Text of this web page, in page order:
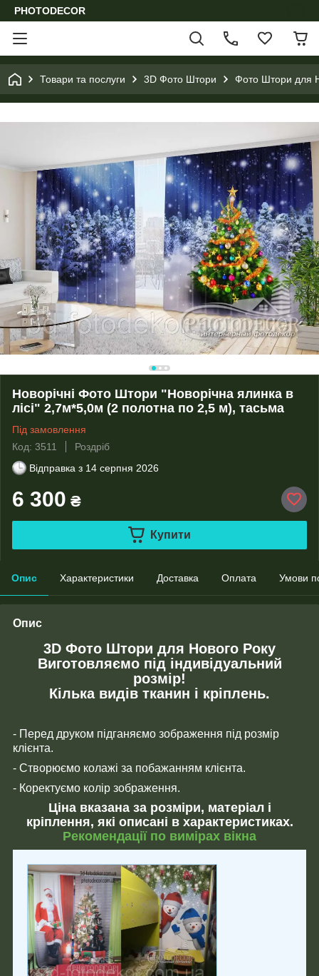
PHOTODECOR
Товари та послуги 3D Фото Штори Фото Штори для
Новорічні Фото Штори "Новорічна ялинка в
лісі" 2,7м*5,0м (2 полотна по 2,5 м), тасьма
Під замовлення
Код: 3511
Роздріб
Відправка з 14 серпня 2026
6 300 ₴
Купити
Опис Характеристики Доставка Оплата Умови
Опис
3D Фото Штори для Нового Року
Виготовляємо під індивідуальний
розмір!
Кілька видів тканин і кріплень.
- Перед друком підганяємо зображення під розмір
клієнта.
- Створюємо колажі за побажанням клієнта.
- Коректуємо колір зображення.
Ціна вказана за розміри, матеріал і
кріплення, які описані в характеристиках.
Рекомендації по вимірах вікна